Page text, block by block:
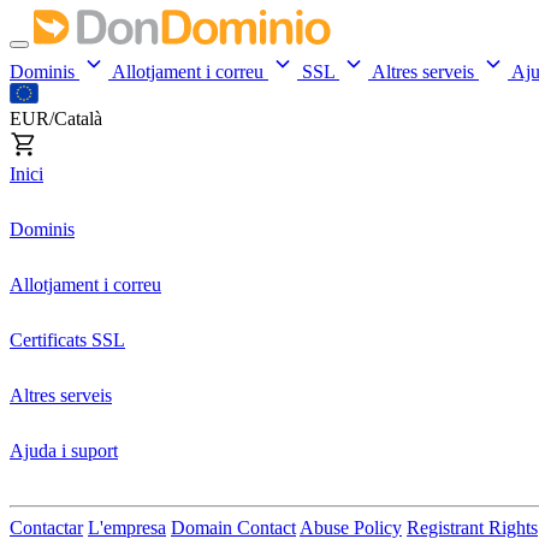
Dominis Allotjament i correu SSL Altres serveis
EUR/Català
Inici
Dominis
Allotjament i correu
Certificats SSL
Altres serveis
Ajuda i suport
Contactar L'empresa Domain Contact Abuse Policy Registrant Rights